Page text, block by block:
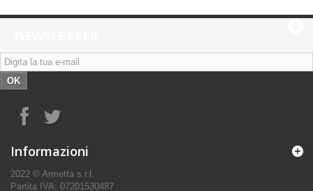
OK
Informazioni
2022 © Armetta s.r.l.
Partita IVA: 07201530487